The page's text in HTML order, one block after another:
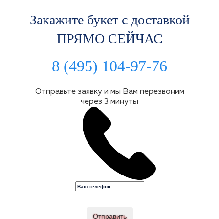
Закажите букет с доставкой
ПРЯМО СЕЙЧАС
8 (495) 104-97-76
Отправьте заявку и мы Вам перезвоним
через 3 минуты
Отправить